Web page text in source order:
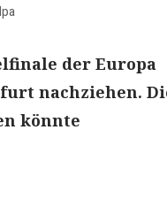
der Europa
nachziehen.
könnte